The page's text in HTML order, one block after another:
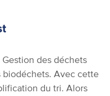
des déchets
biodéchets. Avec cette
du tri. Alors